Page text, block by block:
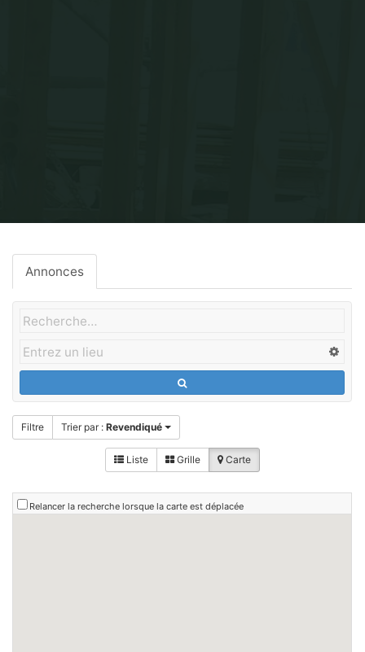
Annonces
Filtre Trier par :Revendiqué
Liste Grille Carte
Relancer la recherche lorsque la carte est déplacée